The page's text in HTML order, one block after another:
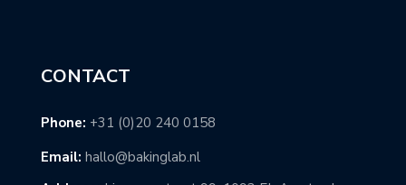
CONTACT
Phone: +31 (0)20 240 0158
Email: hallo@bakinglab.nl